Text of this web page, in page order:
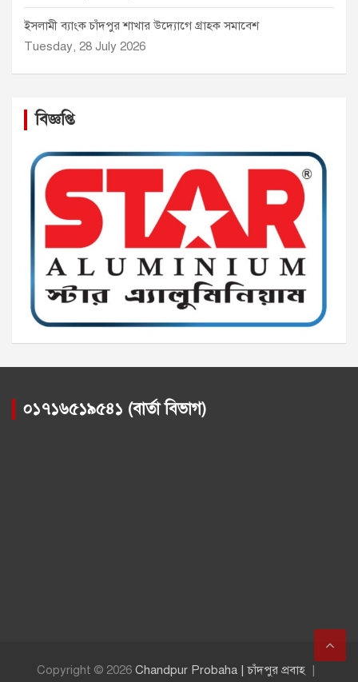
ইসলামী ব্যাংক চাঁদপুর শাখার উদ্যোগে গ্রাহক সমাবেশ
Tuesday, 28 July 2026
বিজ্ঞপ্তি
০১৭১৬৫১৯৫৪১ (বার্তা বিভাগ)
Copyright © 2026 Chandpur Probaha | চাঁদপুর প্রবাহ